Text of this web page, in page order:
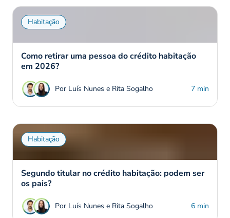
Habitação
Como retirar uma pessoa do crédito habitação
em 2026?
Por Luís Nunes e Rita Sogalho 7 min
Habitação
Segundo titular no crédito habitação: podem ser
os pais?
Por Luís Nunes e Rita Sogalho 6 min